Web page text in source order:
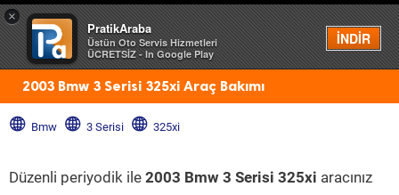
×
PratikAraba
Üstün Oto Servis Hizmetleri
ÜCRETSİZ - In Google Play
İNDİR
Menü
2003 Bmw 3 Serisi 325xi Araç Bakımı
Bmw 3 Serisi 325xi
Düzenli periyodik ile 2003 Bmw 3 Serisi 325xi aracınız